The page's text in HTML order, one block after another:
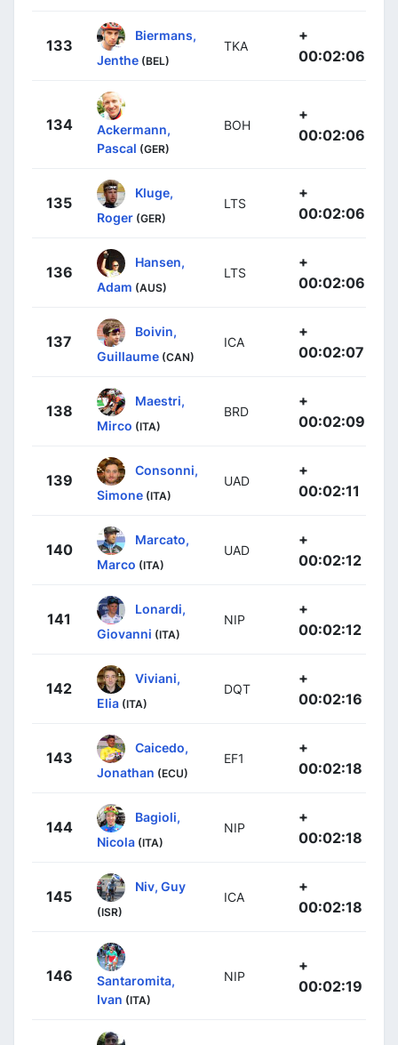
133
Biermans,
Jenthe (BEL)
TKA
+
00:02:06
134
Ackermann,
Pascal (GER)
BOH
+
00:02:06
135
Kluge,
Roger (GER)
LTS
+
00:02:06
136
Hansen,
Adam (AUS)
LTS
+
00:02:06
137
Boivin,
Guillaume (CAN)
ICA
+
00:02:07
138
Maestri,
Mirco (ITA)
BRD
+
00:02:09
139
Consonni,
Simone (ITA)
UAD
+
00:02:11
140
Marcato,
Marco (ITA)
UAD
+
00:02:12
141
Lonardi,
Giovanni (ITA)
NIP
+
00:02:12
142
Viviani,
Elia (ITA)
DQT
+
00:02:16
143
Caicedo,
Jonathan (ECU)
EF1
+
00:02:18
144
Bagioli,
Nicola (ITA)
NIP
+
00:02:18
145
Niv, Guy
(ISR)
ICA
+
00:02:18
146
Santaromita,
Ivan (ITA)
NIP
+
00:02:19